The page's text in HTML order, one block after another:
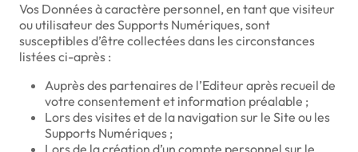
Vos Données à caractère personnel, en tant que visiteur
ou utilisateur des Supports Numériques, sont
susceptibles d’être collectées dans les circonstances
listées ci-après :
Auprès des partenaires de l’Editeur après recueil de
votre consentement et information préalable ;
Lors des visites et de la navigation sur le Site ou les
Supports Numériques ;
Lors de la création d’un compte personnel sur le